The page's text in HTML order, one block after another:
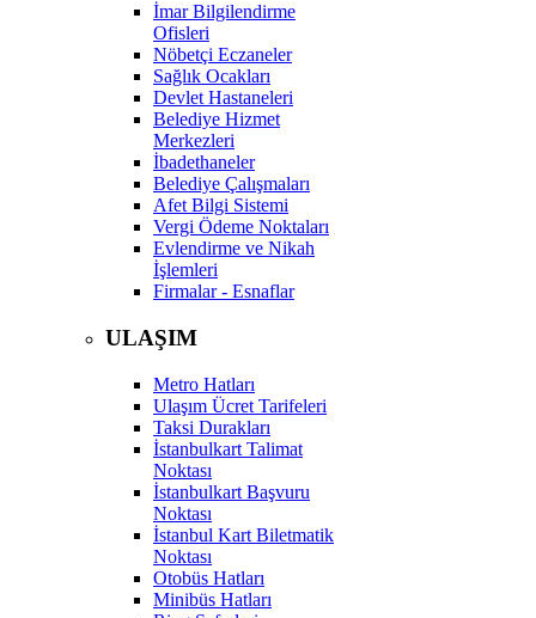
İmar Bilgilendirme
Ofisleri
Nöbetçi Eczaneler
Sağlık Ocakları
Devlet Hastaneleri
Belediye Hizmet
Merkezleri
İbadethaneler
Belediye Çalışmaları
Afet Bilgi Sistemi
Vergi Ödeme Noktaları
Evlendirme ve Nikah
İşlemleri
Firmalar - Esnaflar
ULAŞIM
Metro Hatları
Ulaşım Ücret Tarifeleri
Taksi Durakları
İstanbulkart Talimat
Noktası
İstanbulkart Başvuru
Noktası
İstanbul Kart Biletmatik
Noktası
Otobüs Hatları
Minibüs Hatları